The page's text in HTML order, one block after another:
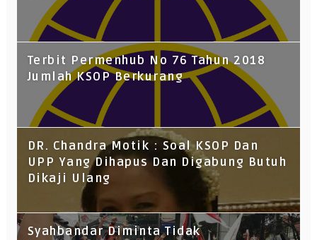
Terbit Permenhub No 76 Tahun 2018
Jumlah KSOP Berkurang
DR. Chandra Motik : Soal KSOP Dan
UPP Yang Dihapus Dan Digabung Butuh
Dikaji Ulang
Syahbandar Diminta Tidak